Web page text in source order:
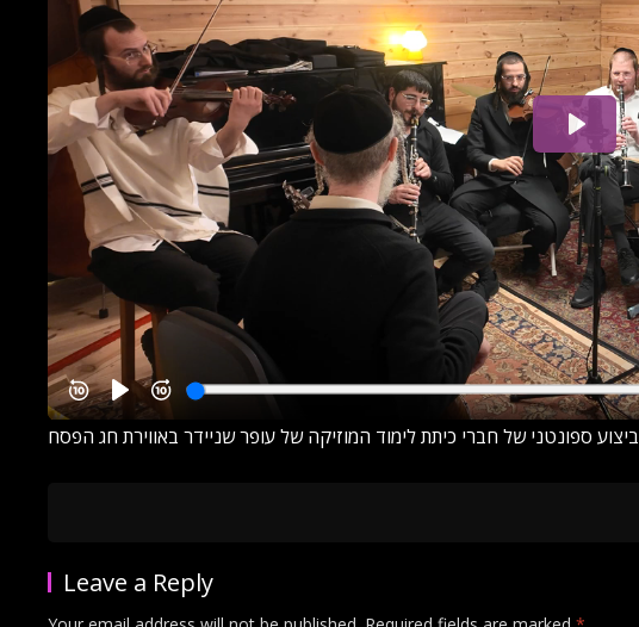
ביצוע ספונטני של חברי כיתת לימוד המוזיקה של עופר שניידר באווירת חג הפסח
Leave a Reply